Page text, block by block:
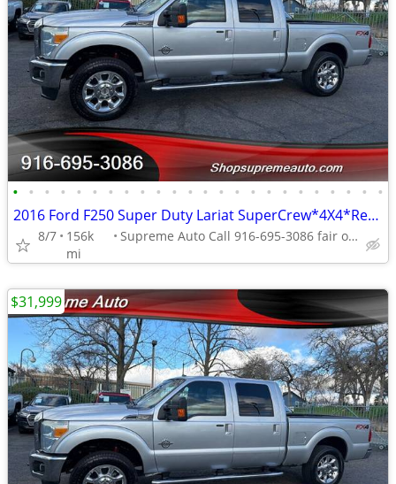
• • • • • • • • • • • • • • • • • • • • • • • •
2016 Ford F250 Super Duty Lariat SuperCrew*4X4*Rear Camera*Tow Package
8/7
156k
mi
Supreme Auto Call 916-695-3086 fair oaks
$31,999